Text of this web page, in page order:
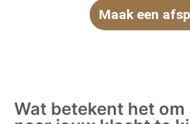
Maak een
Wat betekent het